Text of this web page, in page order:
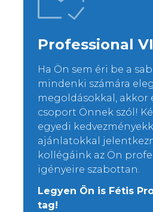
Professional
Ha Ön sem éri be a
mindenki számára
megoldásokkal, akkor
csoport Önnek szól!
egyedi
ajánlatokkal
kollégáink az Ön
igényeire szabottan.
Legyen Ön is Fétis
tag!